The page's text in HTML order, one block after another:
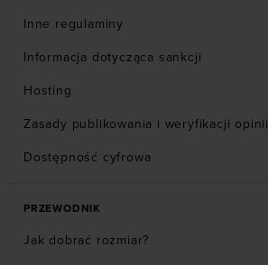
Inne regulaminy
Informacja dotycząca sankcji
Hosting
Zasady publikowania i weryfikacji opinii
Dostępność cyfrowa
PRZEWODNIK
Jak dobrać rozmiar?